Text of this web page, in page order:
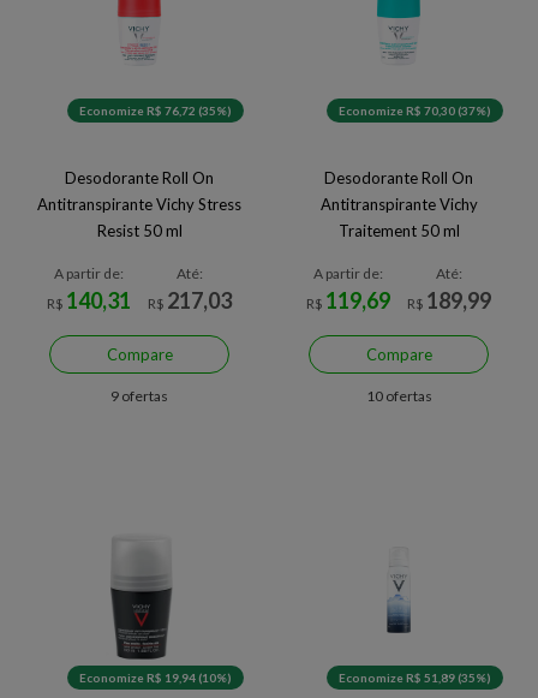
Economize R$ 76,72 (35%)
Desodorante Roll On
Antitranspirante Vichy Stress
Resist 50 ml
A partir de:
R$ 140,31
Até:
R$ 217,03
Compare
9 ofertas
Economize R$ 70,30 (37%)
Desodorante Roll On
Antitranspirante Vichy
Traitement 50 ml
A partir de:
R$ 119,69
Até:
R$ 189,99
Compare
10 ofertas
Economize R$ 19,94 (10%) Economize R$ 51,89 (35%)